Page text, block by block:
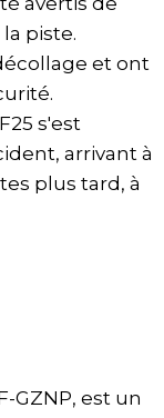
piste.
et ont
s'est
arrivant à
plus tard, à
GZNP, est un